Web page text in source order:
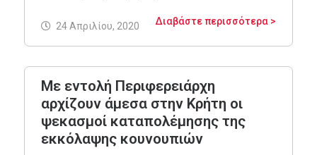
Διαβάστε περισσότερα >
24 Απριλίου, 2020
Με εντολή Περιφερειάρχη
αρχίζουν άμεσα στην Κρήτη οι
ψεκασμοί καταπολέμησης της
εκκόλαψης κουνουπιών